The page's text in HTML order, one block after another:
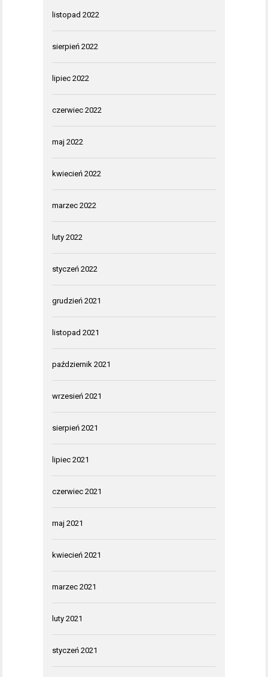
listopad 2022
sierpień 2022
lipiec 2022
czerwiec 2022
maj 2022
kwiecień 2022
marzec 2022
luty 2022
styczeń 2022
grudzień 2021
listopad 2021
październik 2021
wrzesień 2021
sierpień 2021
lipiec 2021
czerwiec 2021
maj 2021
kwiecień 2021
marzec 2021
luty 2021
styczeń 2021